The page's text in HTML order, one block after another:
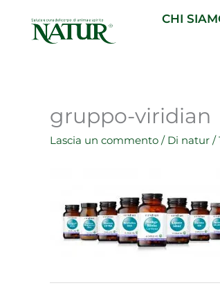
contenuto
CHI
gruppo-viridian
Lascia un commento / Di natur /